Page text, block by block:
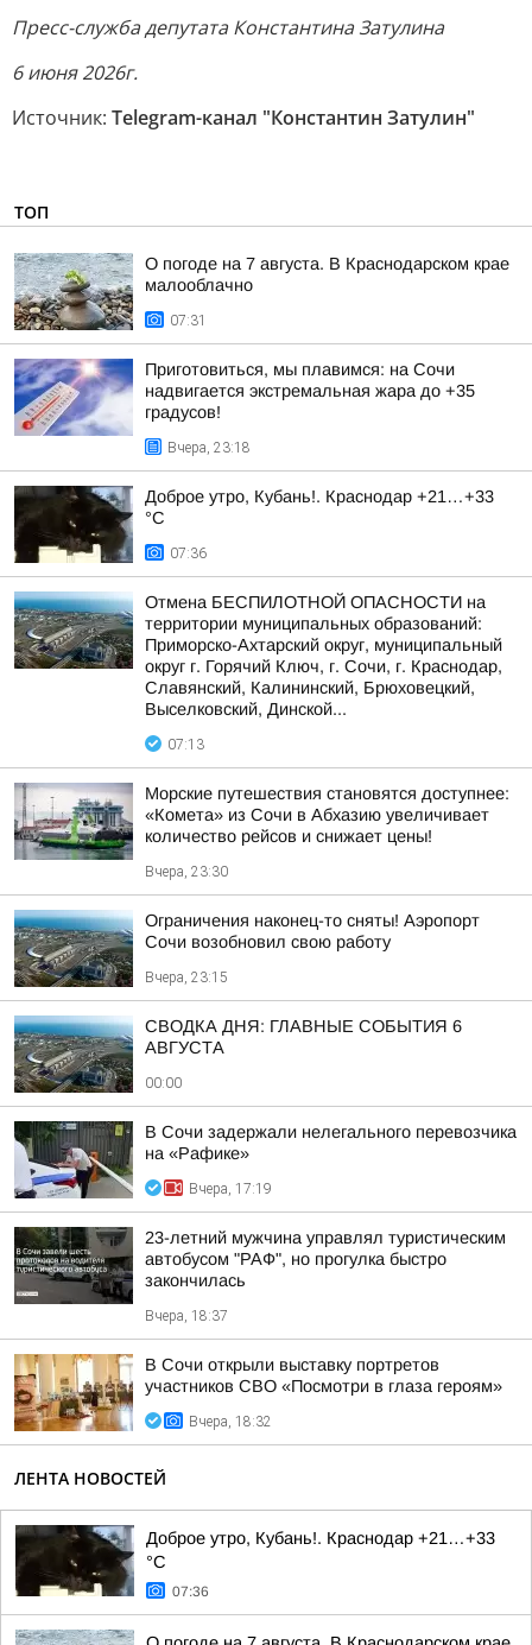
Пресс-служба депутата Константина Затулина
6 июня 2026г.
Источник: Telegram-канал "Константин Затулин"
ТОП
О погоде на 7 августа. В Краснодарском крае
малооблачно
07:31
Приготовиться, мы плавимся: на Сочи
надвигается экстремальная жара до +35
градусов!
Вчера, 23:18
Доброе утро, Кубань!. Краснодар +21…+33
°С
07:36
Отмена БЕСПИЛОТНОЙ ОПАСНОСТИ на
территории муниципальных образований:
Приморско-Ахтарский округ, муниципальный
округ г. Горячий Ключ, г. Сочи, г. Краснодар,
Славянский, Калининский, Брюховецкий,
Выселковский, Динской...
07:13
Морские путешествия становятся доступнее:
«Комета» из Сочи в Абхазию увеличивает
количество рейсов и снижает цены!
Вчера, 23:30
Ограничения наконец-то сняты! Аэропорт
Сочи возобновил свою работу
Вчера, 23:15
СВОДКА ДНЯ: ГЛАВНЫЕ СОБЫТИЯ 6
АВГУСТА
00:00
В Сочи задержали нелегального перевозчика
на «Рафике»
Вчера, 17:19
23-летний мужчина управлял туристическим
автобусом "РАФ", но прогулка быстро
закончилась
Вчера, 18:37
В Сочи открыли выставку портретов
участников СВО «Посмотри в глаза героям»
Вчера, 18:32
ЛЕНТА НОВОСТЕЙ
Доброе утро, Кубань!. Краснодар +21…+33
°С
07:36